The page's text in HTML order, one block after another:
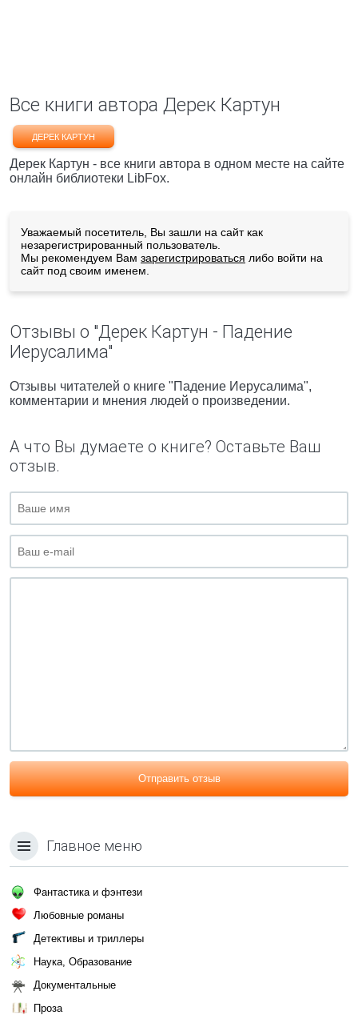
Все книги автора Дерек Картун
ДЕРЕК КАРТУН
Дерек Картун - все книги автора в одном месте на сайте
онлайн библиотеки LibFox.
Уважаемый посетитель, Вы зашли на сайт как
незарегистрированный пользователь.
Мы рекомендуем Вам зарегистрироваться либо войти на
сайт под своим именем.
Отзывы о "Дерек Картун - Падение
Иерусалима"
Отзывы читателей о книге "Падение Иерусалима",
комментарии и мнения людей о произведении.
А что Вы думаете о книге? Оставьте Ваш
отзыв.
Отправить отзыв
Главное меню
Фантастика и фэнтези
Любовные романы
Детективы и триллеры
Наука, Образование
Документальные
Проза